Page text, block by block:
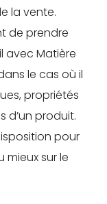
la vente.
de prendre
avec Matière
le cas où il
propriétés
d’un produit.
pour
mieux sur le